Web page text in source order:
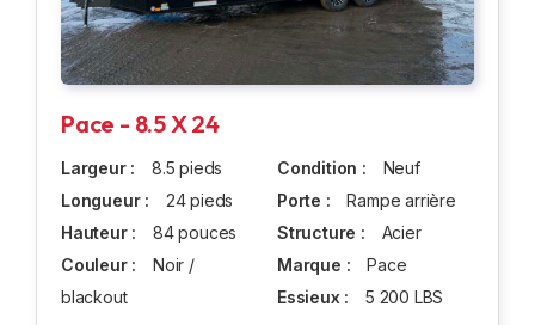
Pace - 8.5 X 24
Largeur :
8.5 pieds
Longueur :
24 pieds
Hauteur :
84 pouces
Couleur :
Noir /
blackout
Condition :
Neuf
Porte :
Rampe arrière
Structure :
Acier
Marque :
Pace
Essieux :
5 200 LBS